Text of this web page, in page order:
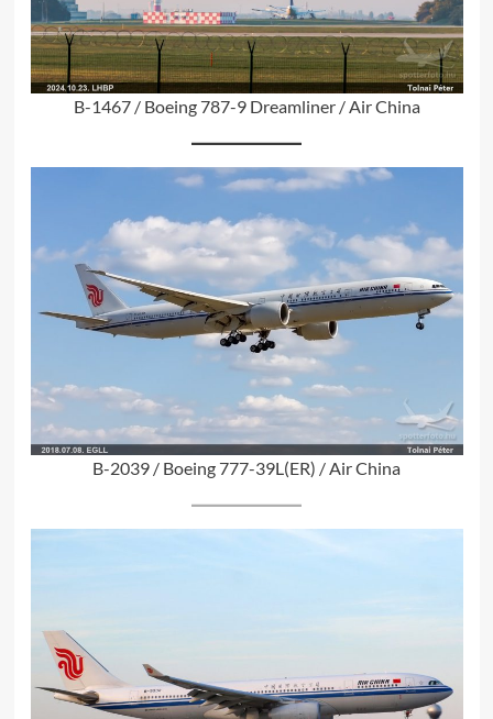
B-1467 / Boeing 787-9 Dreamliner / Air China
B-2039 / Boeing 777-39L(ER) / Air China